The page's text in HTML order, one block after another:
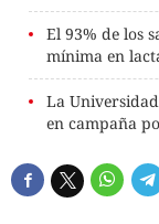
El 93% de los
mínima en
La
en campaña